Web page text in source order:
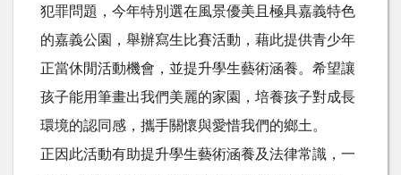
犯罪問題，今年特別選在風景優美且極具嘉義特色
的嘉義公園，舉辦寫生比賽活動，藉此提供青少年
正當休閒活動機會，並提升學生藝術涵養。希望讓
孩子能用筆畫出我們美麗的家園，培養孩子對成長
環境的認同感，攜手關懷與愛惜我們的鄉土。
正因此活動有助提升學生藝術涵養及法律常識，一